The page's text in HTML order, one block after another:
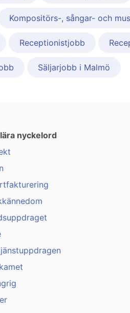
Kompositörs-, sångar- och
Receptionistjobb
Säljarjobb i Malmö
nyckelord